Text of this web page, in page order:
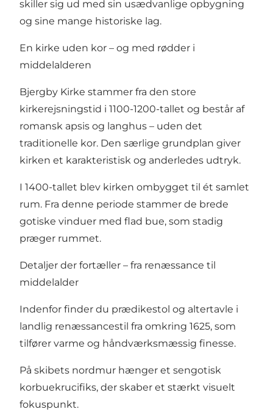
skiller sig ud med sin usædvanlige opbygning
og sine mange historiske lag.
En kirke uden kor – og med rødder i
middelalderen
Bjergby Kirke stammer fra den store
kirkerejsningstid i 1100-1200-tallet og består af
romansk apsis og langhus – uden det
traditionelle kor. Den særlige grundplan giver
kirken et karakteristisk og anderledes udtryk.
I 1400-tallet blev kirken ombygget til ét samlet
rum. Fra denne periode stammer de brede
gotiske vinduer med flad bue, som stadig
præger rummet.
Detaljer der fortæller – fra renæssance til
middelalder
Indenfor finder du prædikestol og altertavle i
landlig renæssancestil fra omkring 1625, som
tilfører varme og håndværksmæssig finesse.
På skibets nordmur hænger et sengotisk
korbuekrucifiks, der skaber et stærkt visuelt
fokuspunkt.